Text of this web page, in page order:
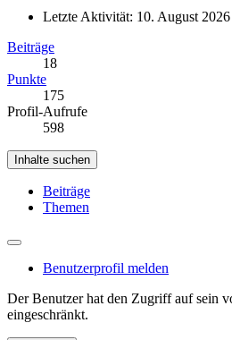
Letzte Aktivität: 10. August
Beiträge
18
Punkte
175
Profil-Aufrufe
598
Inhalte suchen
Beiträge
Themen
Benutzerprofil melden
Der Benutzer hat den Zugriff auf sein
eingeschränkt.